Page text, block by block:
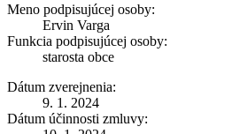
Meno podpisujúcej osoby:
Ervin Varga
Funkcia podpisujúcej osoby:
starosta obce
Dátum zverejnenia:
9. 1. 2024
Dátum účinnosti zmluvy: